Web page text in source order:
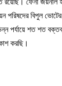
বিপুল ভোটের
পর্যায়ে শত শত
করছি।